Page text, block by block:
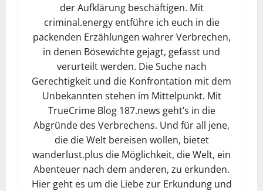
der Aufklärung beschäftigen. Mit
criminal.energy entführe ich euch in die
packenden Erzählungen wahrer Verbrechen,
in denen Bösewichte gejagt, gefasst und
verurteilt werden. Die Suche nach
Gerechtigkeit und die Konfrontation mit dem
Unbekannten stehen im Mittelpunkt. Mit
TrueCrime Blog 187.news geht’s in die
Abgründe des Verbrechens. Und für all jene,
die die Welt bereisen wollen, bietet
wanderlust.plus die Möglichkeit, die Welt, ein
Abenteuer nach dem anderen, zu erkunden.
Hier geht es um die Liebe zur Erkundung und